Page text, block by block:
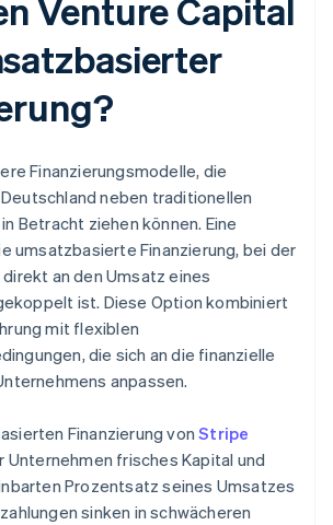
Venture Capital
Finanzierungsmodelle, die
neben traditionellen
Betracht ziehen können. Eine
umsatzbasierte Finanzierung, bei der
an den Umsatz eines
ist. Diese Option kombiniert
mit flexiblen
die sich an die finanzielle
anpassen.
Finanzierung vonStripe
Unternehmen frisches Kapital und
Prozentsatz seines Umsatzes
sinken in schwächeren